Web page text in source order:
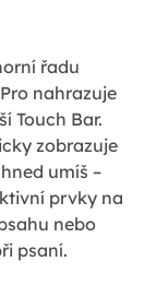
řadu
nahrazuje
Touch Bar.
zobrazuje
umíš –
prvky na
nebo
psaní.